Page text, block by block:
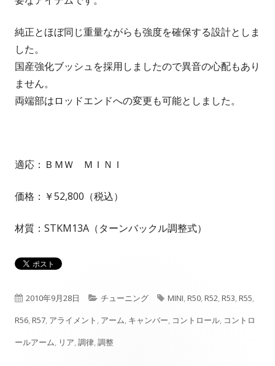
純正とほぼ同じ重量ながらも強度を確保する設計としま
した。
国産強化ブッシュを採用しましたので異音の心配もあり
ません。
両端部はロッドエンドへの変更も可能としました。
適応：ＢＭＷ ＭＩＮＩ
価格：￥52,800（税込）
材質：STKM13A（ターンバックル調整式）
公
開
日
2010年9月28日
カ
テ
ゴ
チューニング
タ
グ
MINI,R50,R52,R53,R55,
R56,R57, アライメント , アーム, キャンバー, コントロール, コントロ
ールアーム, リア,調律,調整